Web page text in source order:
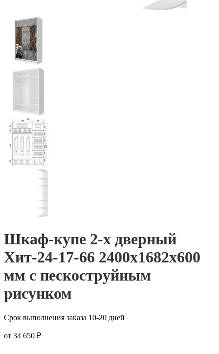
Шкаф-купе 2-х дверный
Хит-24-17-66 2400x1682x600
мм с пескоструйным
рисунком
Срок выполнения заказа 10-20 дней
от 34 650 ₽